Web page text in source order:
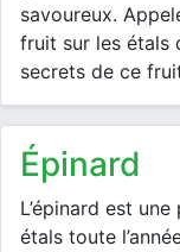
savoureux.
fruit sur les étals
secrets de ce
épinard
L’épinard est
étals toute